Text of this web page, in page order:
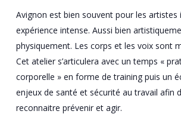
Avignon est bien souvent pour les artistes
expérience intense. Aussi bien
physiquement. Les corps et les voix sont
Cet atelier s’articulera avec un temps «
corporelle » en forme de training puis un
enjeux de santé et sécurité au travail afin
reconnaitre prévenir et agir.